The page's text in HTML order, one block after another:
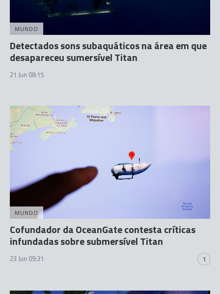
MUNDO
Detectados sons subaquáticos na área em que
desapareceu sumersível Titan
21 Jun 08:15
MUNDO
Cofundador da OceanGate contesta críticas
infundadas sobre submersível Titan
23 Jun 09:31 1